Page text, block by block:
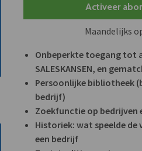
Activeer
Maandelijks
Onbeperkte toegang tot
SALESKANSEN, en
Persoonlijke bibliotheek
bedrijf)
Zoekfunctie op bedrijven
Historiek: wat speelde
een bedrijf